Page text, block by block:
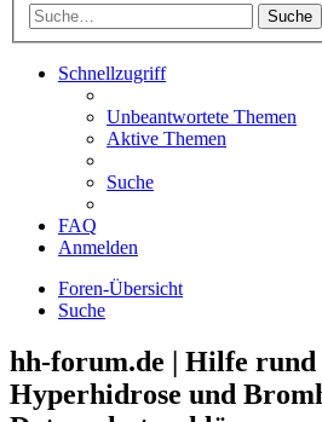
Suche
Schnellzugriff
Unbeantwortete Themen
Aktive Themen
Suche
FAQ
Anmelden
Foren-Übersicht
Suche
hh-forum.de | Hilfe rund
Hyperhidrose und